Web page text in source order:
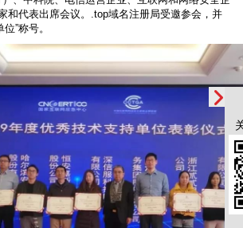
和代表出席会议。.top域名注册局受邀参会，并
”称号。